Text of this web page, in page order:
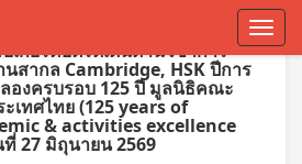
เกียรติบัตรดีเด่นด้านวิชาการ
สากล Cambridge, HSK ปีการ
องครบรอบ 125 ปี มูลนิธิคณะ
เทศไทย (125 years of
& activities excellence
27 มิถุนายน 2569